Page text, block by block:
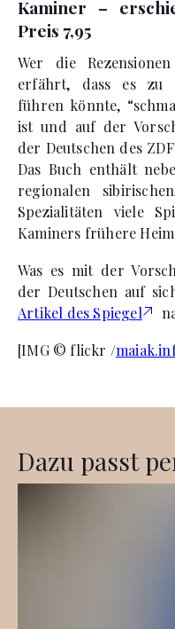
Kaminer –
Preis 7,95
Wer die
erfährt, dass es zu
führen könnte,
ist und auf der
der Deutschen des
Das Buch enthält
regionalen
Spezialitäten viele
Kaminers frühere
Was es mit der
der Deutschen auf
Artikel des Spiegel
[IMG © flickr /
Dazu passt